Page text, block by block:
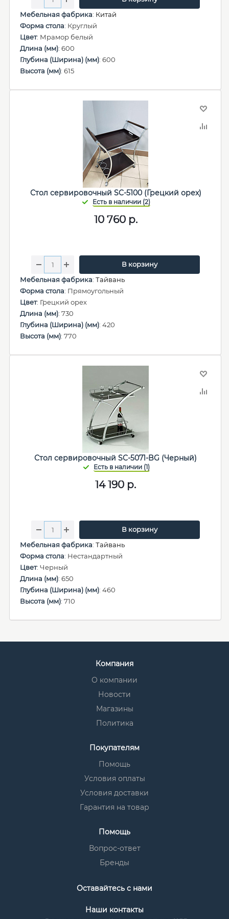
Мебельная фабрика: Китай
Форма стола: Круглый
Цвет: Мрамор белый
Длина (мм): 600
Глубина (Ширина) (мм): 600
Высота (мм): 615
Стол сервировочный SC-5100 (Грецкий орех)
10 760р.
В корзину
Мебельная фабрика: Тайвань
Форма стола: Прямоугольный
Цвет: Грецкий орех
Длина (мм): 730
Глубина (Ширина) (мм): 420
Высота (мм): 770
Стол сервировочный SC-5071-BG (Черный)
14 190 р.
В корзину
Мебельная фабрика: Тайвань
Форма стола: Нестандартный
Цвет: Черный
Длина (мм): 650
Глубина (Ширина) (мм): 460
Высота (мм): 710
Компания
О компании
Новости
Магазины
Политика
Покупателям
Помощь
Условия оплаты
Условия доставки
Гарантия на товар
Помощь
Вопрос-ответ
Бренды
Оставайтесь с нами
Наши контакты